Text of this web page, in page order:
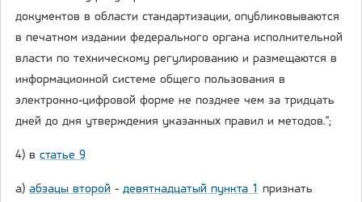
документов в области стандартизации, опубликовываются
в печатном издании федерального органа исполнительной
власти по техническому регулированию и размещаются в
информационной системе общего пользования в
электронно-цифровой форме не позднее чем за тридцать
дней до дня утверждения указанных правил и методов.";
4) в статье 9
а) абзацы второй - девятнадцатый пункта 1 признать